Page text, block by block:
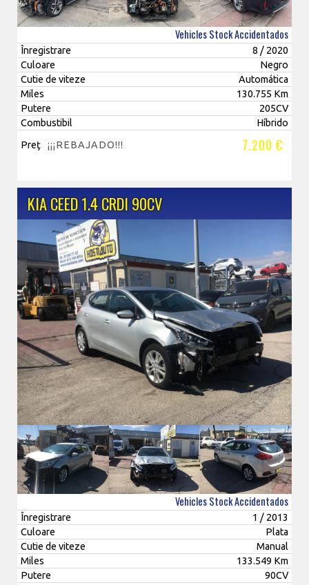
Vehicles Stock Accidentados
Înregistrare
8 / 2020
Culoare
Negro
Cutie de viteze
Automática
Miles
130.755 Km
Putere
205CV
Combustibil
Híbrido
Preţ
¡¡¡REBAJADO!!! 7.200 €
KIA CEED 1.4 CRDI 90CV
Vehicles Stock Accidentados
Înregistrare
1 / 2013
Culoare
Plata
Cutie de viteze
Manual
Miles
133.549 Km
Putere
90CV